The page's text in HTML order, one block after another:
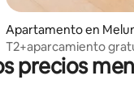
Apartamento en
T2+aparcamiento
de la estación de tren
precios